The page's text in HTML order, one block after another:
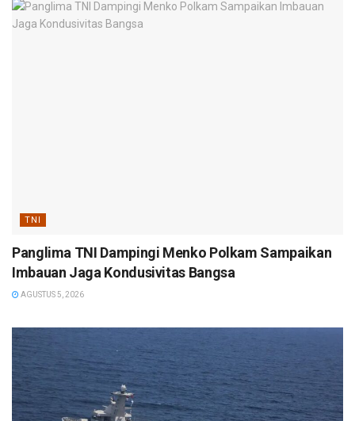
TNI
Panglima TNI Dampingi Menko Polkam Sampaikan
Imbauan Jaga Kondusivitas Bangsa
AGUSTUS 5, 2026